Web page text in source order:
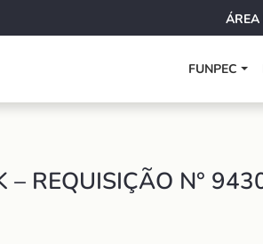
FUNPEC
– REQUISIÇÃO N°